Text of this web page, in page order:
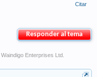
Citar
Responder al tema
Waindigo Enterprises Ltd